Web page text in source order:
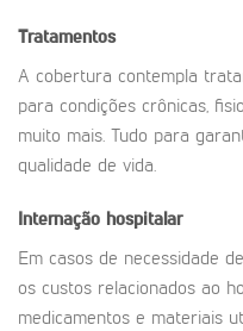
Tratamentos
A cobertura contempla
para condições crônicas,
muito mais. Tudo para
qualidade de vida.
Internação hospitalar
Em casos de necessidade
os custos relacionados ao
medicamentos e materiais